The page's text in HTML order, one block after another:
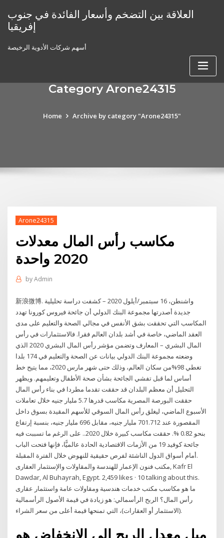
content
العلاقة بين التضخم وأسعار الفائدة في جنوب
إفريقيا
أسهم شركات الأدوية الرخيصة
Category Arone24315
Home Archive by category "Arone24315"
Arone24315
مكاسب رأس المال معدلات
2020 واحدة
byAdmin
新浪微博. واشنطن، 16 سبتمبر/أيلول 2020 – كشفت دراسة تحليلية
جديدة أصدرتها مجموعة البنك الدولي أن جائحة فيروس كورونا تهدد
المكاسب التي تحققت بشق الأنفس في مجالي الصحة والتعليم على مدى
العقد الماضي، خاصة في أشد بلدان العالم فقرا. فالاستثمارات في رأس
المال البشري – المعارف وتضمن مؤشر رأس المال البشري 2020 الذي
وضعته مجموعة البنك الدولي بيانات عن الصحة والتعليم في 174 بلدا
تغطي 98%من سكان العالم، وذلك حتى شهر مارس 2020، مما يتيح خط
أساس لما قبل تفشي الجائحة بشأن صحة الأطفال وتعليمهم. ويظهر
التحليل أن معظم البلدان قد حققت تقدما مطردا في بناء رأس المال
حققت البورصة المصرية مكاسب قدرها 5.7 مليار جنيه خلال تعاملات
الأسبوع الماضي، ليغلق رأس المال السوقي للأسهم المقيدة بسوق داخل
المقصورة عند 701.712 مليار جنيه، مقابل 696 مليار جنيه، بنسبة إرتفاع
بنحو 0.82 %. حققت مكاسب كبيرة خلال 2020.. على الرغم ما تسببت فيه
جائحة كوفيد 19 من الأزمات الاقتصادية الحادة عالميًّا، فإنها فتحت الباب
أمام أسواق الدول الناشئة لفرص حقيقية للنهوض خلال الفترة المقبلة.
Dawdar, Al Buhayrah, Egypt. 2,459 likes · 10 talking about this.
رأس المال؟ الربح الرأسمالي: هو زيادة في قيمة الأصول الرأسمالية
(الاستثمار أو العقارات)، التي تمنحها قيمة أعلى من سعر الشراء.